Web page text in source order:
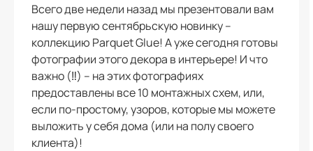
Всего две недели назад мы презентовали вам
нашу первую сентябрьскую новинку –
коллекцию Parquet Glue! А уже сегодня готовы
фотографии этого декора в интерьере! И что
важно (‼️) – на этих фотографиях
предоставлены все 10 монтажных схем, или,
если по-простому, узоров, которые мы можете
выложить у себя дома (или на полу своего
клиента)!